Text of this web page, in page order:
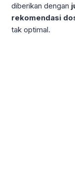
diberikan dengan
rekomendasi
tak optimal.